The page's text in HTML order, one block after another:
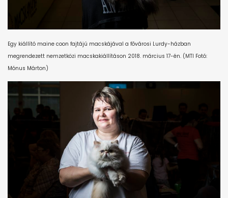
Egy kiállító maine coon fajtájú macskájával a fõvárosi Lurdy-házban
megrendezett nemzetközi macskakiállításon 2018. március 17-én. (MTI Fotó:
Mónus Márton)